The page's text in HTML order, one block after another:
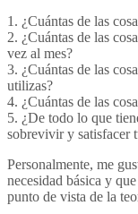
1. ¿Cuántas de las
2. ¿Cuántas de las
vez al mes?
3. ¿Cuántas de las
utilizas?
4. ¿Cuántas de las
5. ¿De todo lo que
sobrevivir y satisfacer
Personalmente, me
necesidad básica y
punto de vista de la